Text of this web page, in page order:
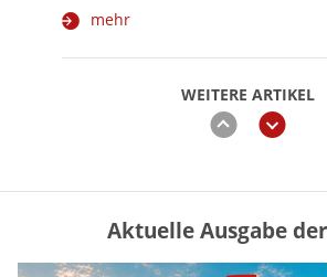
WEITERE ARTIKEL
zurückweiter
mehr
„Jung kauft Alt“ 2026:
Überblick – Tabelle mit
Aktuelle Ausgabe